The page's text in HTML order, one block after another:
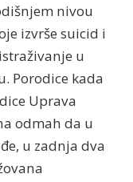
nivou
izvrše suicid i
u
Porodice kada
Uprava
odmah da u
u zadnja dva